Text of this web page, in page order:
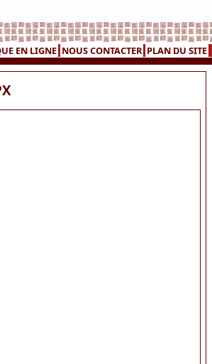
EN LIGNE NOUS CONTACTER PLAN DU SITE